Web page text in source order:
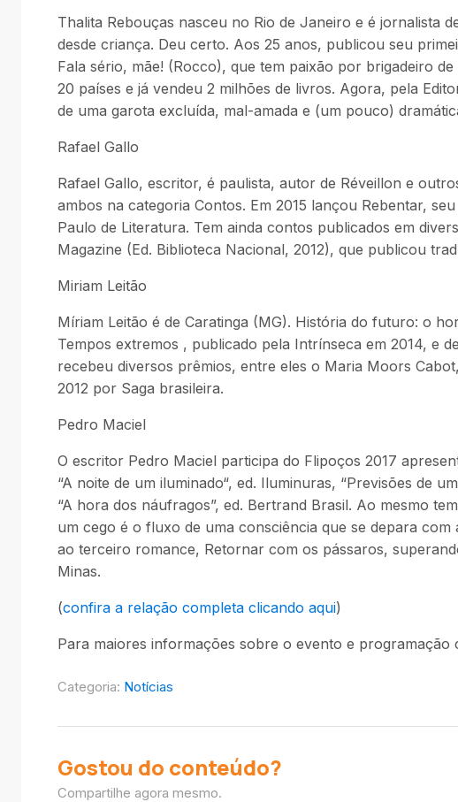
Thalita Rebouças nasceu no Rio de Janeiro e é jornalista
desde criança. Deu certo. Aos 25 anos, publicou seu
Fala sério, mãe! (Rocco), que tem paixão por brigadeiro
20 países e já vendeu 2 milhões de livros. Agora, pela
de uma garota excluída, mal-amada e (um pouco)
Rafael Gallo
Rafael Gallo, escritor, é paulista, autor de Réveillon e
ambos na categoria Contos. Em 2015 lançou Rebentar,
Paulo de Literatura. Tem ainda contos publicados em
Magazine (Ed. Biblioteca Nacional, 2012), que publicou
Miriam Leitão
Míriam Leitão é de Caratinga (MG). História do futuro: o
Tempos extremos , publicado pela Intrínseca em 2014, e
recebeu diversos prêmios, entre eles o Maria Moors
2012 por Saga brasileira.
Pedro Maciel
O escritor Pedro Maciel participa do Flipoços 2017
“A noite de um iluminado“, ed. Iluminuras, “Previsões de
“A hora dos náufragos”, ed. Bertrand Brasil. Ao mesmo
um cego é o fluxo de uma consciência que se depara
ao terceiro romance, Retornar com os pássaros,
Minas.
(confira a relação completa clicando aqui)
Para maiores informações sobre o evento e programação
Categoria: Notícias
Gostou do conteúdo?
Compartilhe agora mesmo.